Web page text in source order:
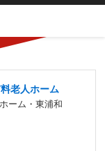
老人ホーム
ーム・東浦和